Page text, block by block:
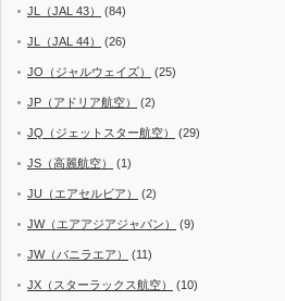
JL（JAL 43） (84)
JL（JAL 44） (26)
JO（ジャルウェイズ） (25)
JP（アドリア航空） (2)
JQ（ジェットスター航空） (29)
JS（高麗航空） (1)
JU（エアセルビア） (2)
JW（エアアジアジャパン） (9)
JW（バニラエア） (11)
JX（スターラックス航空） (10)